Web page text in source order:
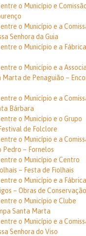
o Município e
o Município e a
Senhora da Guia
o Município e a
o Município e a
Marta de Penaguião –
o Município e a
Bárbara
o Município e o Grupo
de Folclore
o Município e a
Pedro – Fornelos
o Município e Centro
– Festa de Fiolhais
o Município e a
– Obras de Conservação
o Município e Clube
Santa Marta
o Município e a
Senhora do Viso